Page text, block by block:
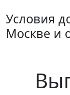
Условия
Москве и